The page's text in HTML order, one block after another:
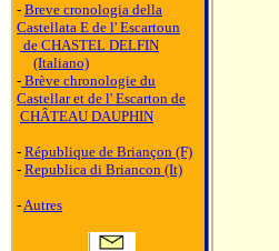
- Breve cronologia della
Castellata E de l' Escartoun
de CHASTEL DELFIN
(Italiano)
- Brève chronologie du
Castellar et de l' Escarton de
CHÂTEAU DAUPHIN
- République de Briançon (F)
- Republica di Briancon (It)
-Autres